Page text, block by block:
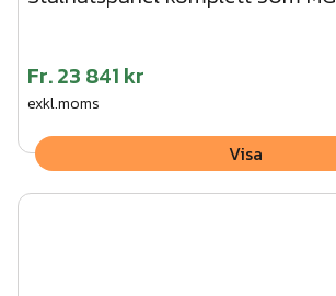
Fr.23 841 kr
exkl.moms
Visa